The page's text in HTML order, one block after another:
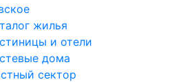
жилья
и отели
дома
сектор